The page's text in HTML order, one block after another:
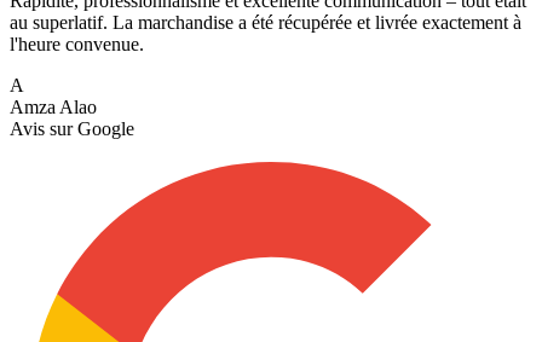
au superlatif. La marchandise a été récupérée et livrée exactement à
l'heure convenue.
A
Amza Alao
Avis sur Google